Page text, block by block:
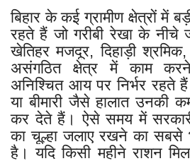
बिहार के कई ग्रामीण क्षेत्रों में
रहते हैं जो गरीबी रेखा के नीचे
खेतिहर मजदूर, दिहाड़ी
असंगठित क्षेत्र में काम
अनिश्चित आय पर निर्भर रहते
या बीमारी जैसे हालात उनकी
कर देते हैं। ऐसे समय में
का चूल्हा जलाए रखने का सबसे
है। यदि किसी महीने राशन